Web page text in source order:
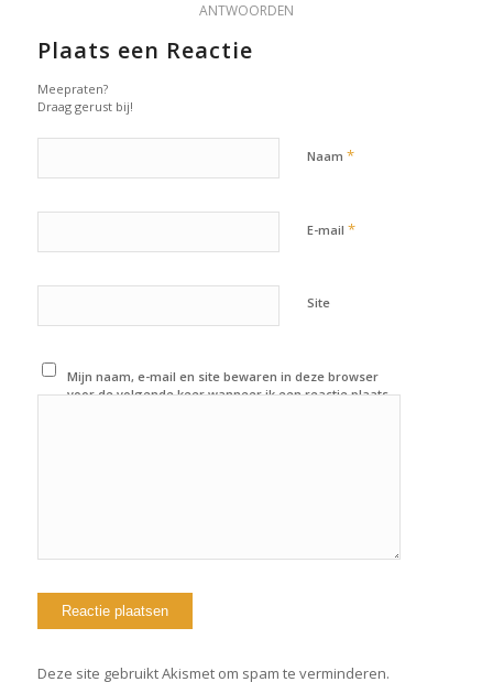
ANTWOORDEN
Plaats een Reactie
Meepraten?
Draag gerust bij!
Naam *
E-mail *
Site
Mijn naam, e-mail en site bewaren in deze browser
voor de volgende keer wanneer ik een reactie plaats.
Deze site gebruikt Akismet om spam te verminderen.